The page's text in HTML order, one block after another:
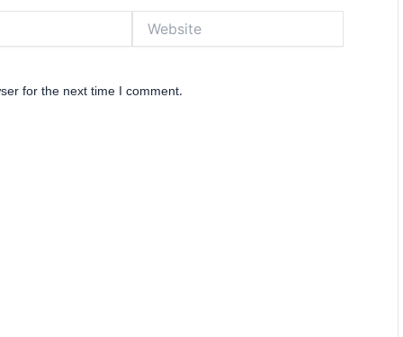
for the next time I comment.